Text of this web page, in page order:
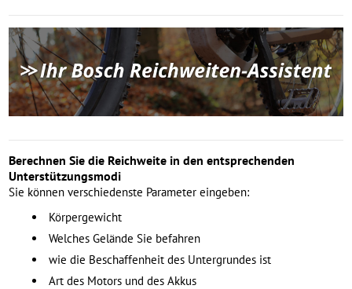
Berechnen Sie die Reichweite in den entsprechenden
Unterstützungsmodi
Sie können verschiedenste Parameter eingeben:
Körpergewicht
Welches Gelände Sie befahren
wie die Beschaffenheit des Untergrundes ist
Art des Motors und des Akkus